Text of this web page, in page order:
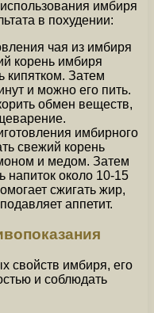
имбиря
в похудении:
чая из имбиря
корень имбиря
кипятком. Затем
и можно его пить.
обмен веществ,
имбирного
свежий корень
и медом. Затем
напиток около 10-15
сжигать жир,
аппетит.
свойств имбиря, его
и соблюдать